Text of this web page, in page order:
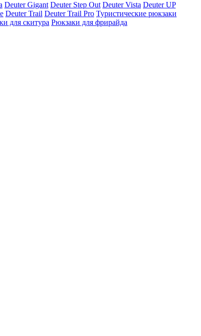
Deuter Gigant Deuter Step Out Deuter Vista Deuter UP
Deuter Trail Deuter Trail Pro Туристические рюкзаки
для скитура Рюкзаки для фрирайда